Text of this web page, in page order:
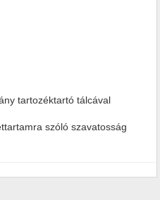
tartozéktartó tálcával
szóló szavatosság